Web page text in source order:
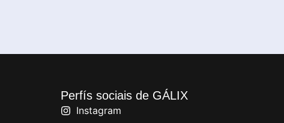
Perfís sociais de GÁLIX
Instagram